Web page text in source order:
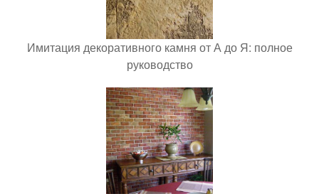
Имитация декоративного камня от А до Я: полное
руководство